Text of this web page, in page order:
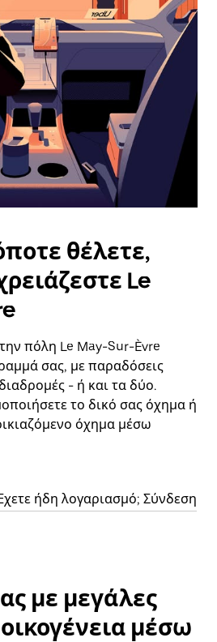
θέλετε,
Le
πόλη Le May-Sur-Èvre
σας, με παραδόσεις
- ή και τα δύο.
το δικό σας όχημα ή
όχημα μέσω
ήδη λογαριασμό; Σύνδεση
με μεγάλες
μέσω